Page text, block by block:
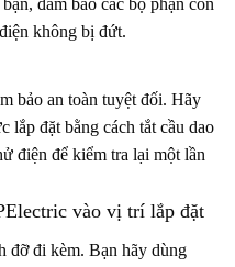
đảm bảo các bộ phận còn
không bị đứt.
bảo an toàn tuyệt đối. Hãy
lắp đặt bằng cách tắt cầu dao
điện để kiểm tra lại một lần
vào vị trí lắp đặt
đỡ đi kèm. Bạn hãy dùng